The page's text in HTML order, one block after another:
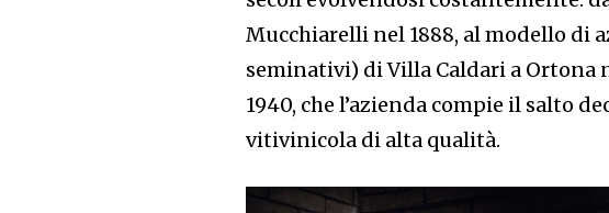
Mucchiarelli nel 1888, al modello di
seminativi) di Villa Caldari a Ortona
1940, che l’azienda compie il salto
vitivinicola di alta qualità.